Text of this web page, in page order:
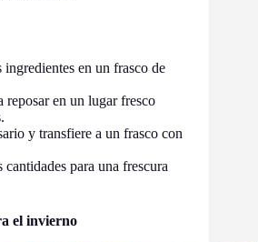
en un frasco de
reposar en un lugar fresco
y transfiere a un frasco con
cantidades para una frescura
el invierno